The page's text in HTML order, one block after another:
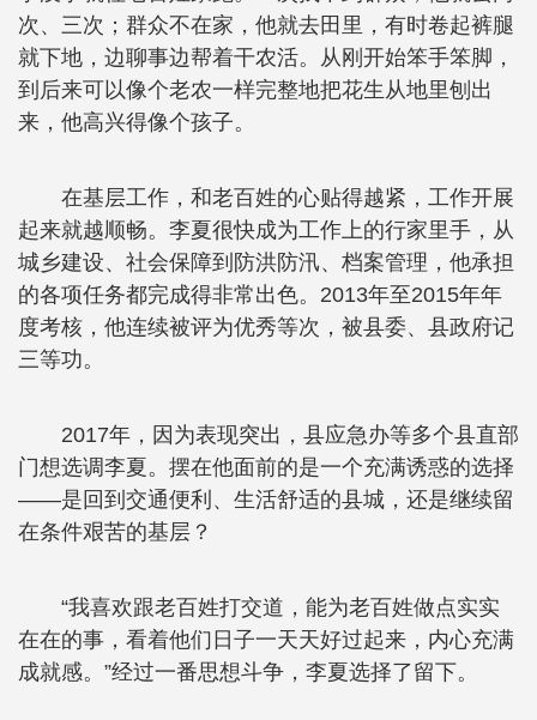
次、三次；群众不在家，他就去田里，有时卷起裤腿
就下地，边聊事边帮着干农活。从刚开始笨手笨脚，
到后来可以像个老农一样完整地把花生从地里刨出
来，他高兴得像个孩子。
在基层工作，和老百姓的心贴得越紧，工作开展
起来就越顺畅。李夏很快成为工作上的行家里手，从
城乡建设、社会保障到防洪防汛、档案管理，他承担
的各项任务都完成得非常出色。2013年至2015年年
度考核，他连续被评为优秀等次，被县委、县政府记
三等功。
2017年，因为表现突出，县应急办等多个县直部
门想选调李夏。摆在他面前的是一个充满诱惑的选择
——是回到交通便利、生活舒适的县城，还是继续留
在条件艰苦的基层？
“我喜欢跟老百姓打交道，能为老百姓做点实实
在在的事，看着他们日子一天天好过起来，内心充满
成就感。”经过一番思想斗争，李夏选择了留下。